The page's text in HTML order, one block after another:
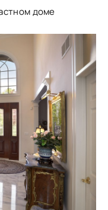
доме